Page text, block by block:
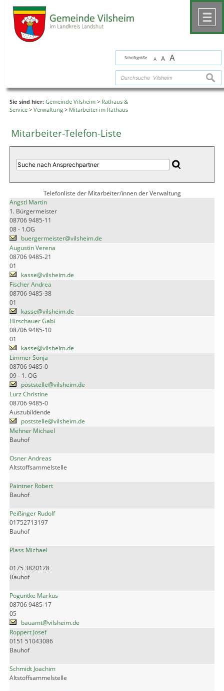
Schriftgröße A A A
Sie sind hier: Gemeinde Vilsheim > Rathaus &
Service > Verwaltung > Mitarbeiter im Rathaus
Mitarbeiter-Telefon-Liste
Telefonliste der Mitarbeiter/innen der Verwaltung
Angstl Martin
1. Bürgermeister
08706 9485-11
08 - 1.OG
buergermeister@vilsheim.de
Augustin Verena
08706 9485-21
01
kasse@vilsheim.de
Fischer Andrea
08706 9485-38
01
kasse@vilsheim.de
Hirschauer Gabi
08706 9485-10
01
kasse@vilsheim.de
Limmer Sonja
08706 9485-0
09 - 1. OG
poststelle@vilsheim.de
Lurz Christine
08706 9485-0
Auszubildende
poststelle@vilsheim.de
Mehner Michael
Bauhof
Osner Andreas
Altstoffsammelstelle
Paintner Robert
Bauhof
Peißinger Rudolf
01752713197
Bauhof
Plass Michael
0175 3820128
Bauhof
Poguntke Markus
08706 9485-17
05
bauamt@vilsheim.de
Roppert Josef
0151 51043086
Bauhof
Schmidt Joachim
Altstoffsammelstelle